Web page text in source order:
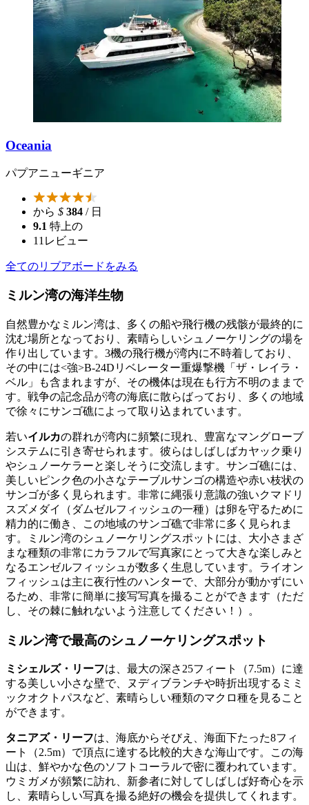
Oceania
パプアニューギニア
から $ 384 / 日
9.1 特上の
11 レビュー
全てのリブアボードをみる
ミルン湾の海洋生物
自然豊かなミルン湾は、多くの船や飛行機の残骸が最終的に
沈む場所となっており、素晴らしいシュノーケリングの場を
作り出しています。3機の飛行機が湾内に不時着しており、
その中には<強>B-24Dリベレーター重爆撃機「ザ・レイラ・
ベル」も含まれますが、その機体は現在も行方不明のままで
す。戦争の記念品が湾の海底に散らばっており、多くの地域
で徐々にサンゴ礁によって取り込まれています。
若いイルカの群れが湾内に頻繁に現れ、豊富なマングローブ
システムに引き寄せられます。彼らはしばしばカヤック乗り
やシュノーケラーと楽しそうに交流します。サンゴ礁には、
美しいピンク色の小さなテーブルサンゴの構造や赤い枝状の
サンゴが多く見られます。非常に縄張り意識の強いクマドリ
スズメダイ（ダムゼルフィッシュの一種）は卵を守るために
精力的に働き、この地域のサンゴ礁で非常に多く見られま
す。ミルン湾のシュノーケリングスポットには、大小さまざ
まな種類の非常にカラフルで写真家にとって大きな楽しみと
なるエンゼルフィッシュが数多く生息しています。ライオン
フィッシュは主に夜行性のハンターで、大部分が動かずにい
るため、非常に簡単に接写写真を撮ることができます（ただ
し、その棘に触れないよう注意してください！）。
ミルン湾で最高のシュノーケリングスポット
ミシェルズ・リーフは、最大の深さ25フィート（7.5m）に達
する美しい小さな壁で、ヌディブランチや時折出現するミミ
ックオクトパスなど、素晴らしい種類のマクロ種を見ること
ができます。
タニアズ・リーフは、海底からそびえ、海面下たった8フィ
ート（2.5m）で頂点に達する比較的大きな海山です。この海
山は、鮮やかな色のソフトコーラルで密に覆われています。
ウミガメが頻繁に訪れ、新参者に対してしばしば好奇心を示
し、素晴らしい写真を撮る絶好の機会を提供してくれます。